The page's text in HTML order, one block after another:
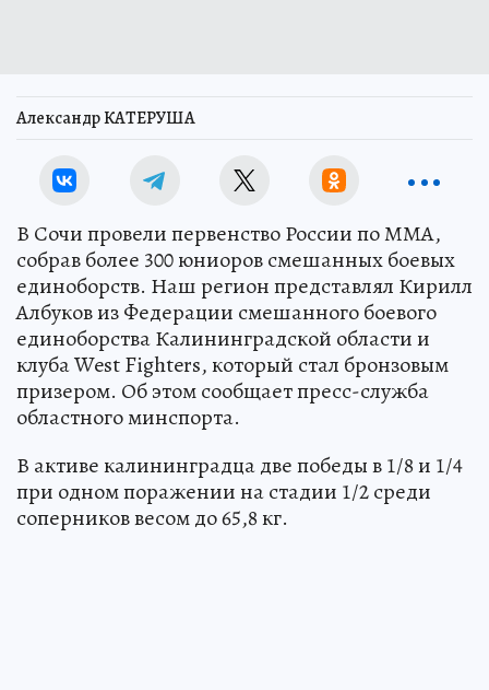
Александр КАТЕРУША
В Сочи провели первенство России по ММА,
собрав более 300 юниоров смешанных боевых
единоборств. Наш регион представлял Кирилл
Албуков из Федерации смешанного боевого
единоборства Калининградской области и
клуба West Fighters, который стал бронзовым
призером. Об этом сообщает пресс-служба
областного минспорта.
В активе калининградца две победы в 1/8 и 1/4
при одном поражении на стадии 1/2 среди
соперников весом до 65,8 кг.